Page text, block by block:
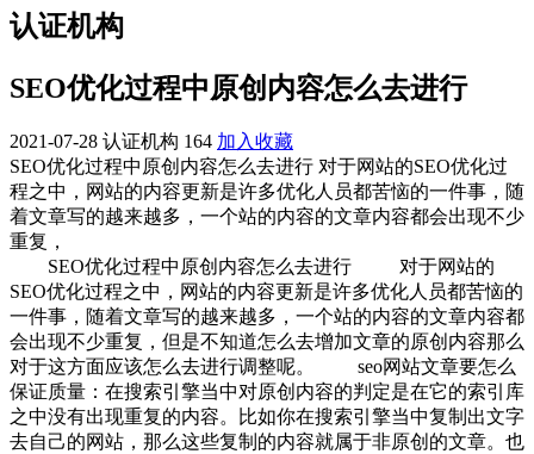
认证机构
SEO优化过程中原创内容怎么去进行
2021-07-28 认证机构 164 加入收藏
SEO优化过程中原创内容怎么去进行 对于网站的SEO优化过
程之中，网站的内容更新是许多优化人员都苦恼的一件事，随
着文章写的越来越多，一个站的内容的文章内容都会出现不少
重复，
SEO优化过程中原创内容怎么去进行
对于网站的
SEO优化过程之中，网站的内容更新是许多优化人员都苦恼的
一件事，随着文章写的越来越多，一个站的内容的文章内容都
会出现不少重复，但是不知道怎么去增加文章的原创内容那么
对于这方面应该怎么去进行调整呢。 seo网站文章要怎么
保证质量：在搜索引擎当中对原创内容的判定是在它的索引库
之中没有出现重复的内容。比如你在搜索引擎当中复制出文字
去自己的网站，那么这些复制的内容就属于非原创的文章。也